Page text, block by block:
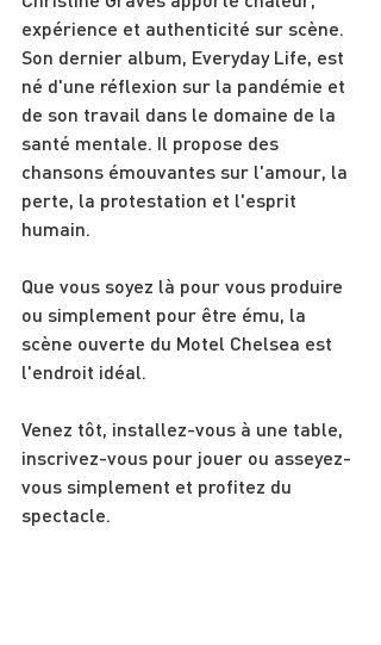
expérience et authenticité sur scène.
Son dernier album, Everyday Life, est
né d'une réflexion sur la pandémie et
de son travail dans le domaine de la
santé mentale. Il propose des
chansons émouvantes sur l'amour, la
perte, la protestation et l'esprit
humain.
Que vous soyez là pour vous produire
ou simplement pour être ému, la
scène ouverte du Motel Chelsea est
l'endroit idéal.
Venez tôt, installez-vous à une table,
inscrivez-vous pour jouer ou asseyez-
vous simplement et profitez du
spectacle.